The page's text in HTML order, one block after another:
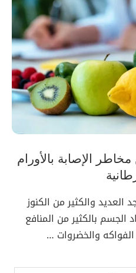
الإصابة بالأورام
العديد والكثير من الكنوز
الجسم بالكثير من المنافع
والخضروات …